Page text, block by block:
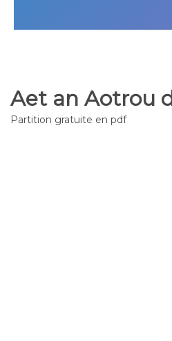
Aet an Aotrou
Partition gratuite en pdf